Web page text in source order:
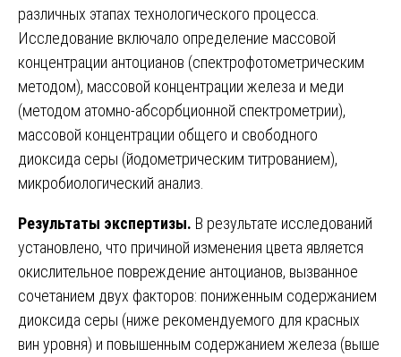
различных этапах технологического процесса.
Исследование включало определение массовой
концентрации антоцианов (спектрофотометрическим
методом), массовой концентрации железа и меди
(методом атомно-абсорбционной спектрометрии),
массовой концентрации общего и свободного
диоксида серы (йодометрическим титрованием),
микробиологический анализ.
Результаты экспертизы. В результате исследований
установлено, что причиной изменения цвета является
окислительное повреждение антоцианов, вызванное
сочетанием двух факторов: пониженным содержанием
диоксида серы (ниже рекомендуемого для красных
вин уровня) и повышенным содержанием железа (выше